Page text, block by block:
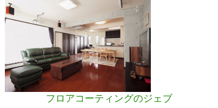
フロアコーティングのジェブ